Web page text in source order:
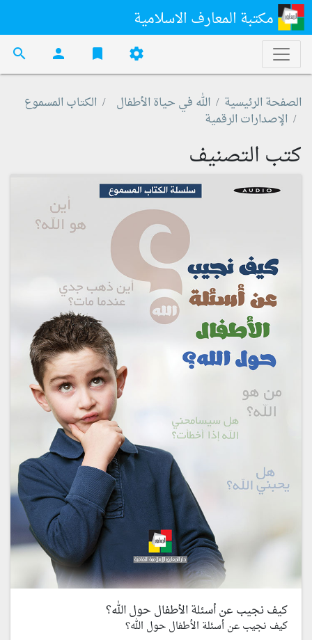
مكتبة المعارف الاسلامية
settings
bookmark
person
search
الصفحة الرئيسية الله في حياة الأطفال
الكتاب المسموع
الإصدارات الرقمية
كتب التصنيف
كيف نجيب عن أسئلة الأطفال حول الله؟
كيف نجيب عن أسئلة الأطفال حول الله؟